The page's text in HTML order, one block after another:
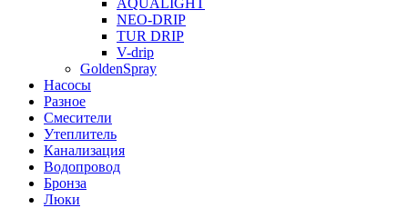
AQUALIGHT
NEO-DRIP
TUR DRIP
V-drip
GoldenSpray
Насосы
Разное
Смесители
Утеплитель
Канализация
Водопровод
Бронза
Люки